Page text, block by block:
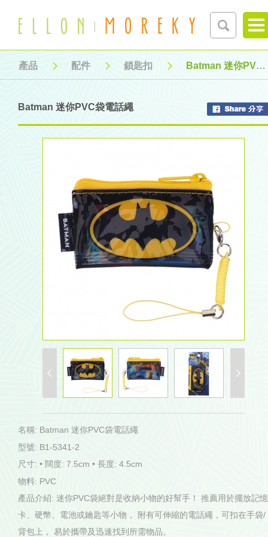
產品 配件 鎖匙扣 Batman 迷你PVC袋電話繩
Batman 迷你PVC袋電話繩
名稱: Batman 迷你PVC袋電話繩
型號: B1-5341-2
尺寸: • 闊度: 7.5cm • 長度: 4.5cm
物料: PVC
產品介紹: 迷你PVC袋絕對是收納小物的好幫手！ 推薦用於擺放記憶
卡、硬幣、電池或鑰匙等小物， 附有可伸縮的電話繩，可扣在手袋/
背包上， 易於攜帶及迅速找到所需物品。